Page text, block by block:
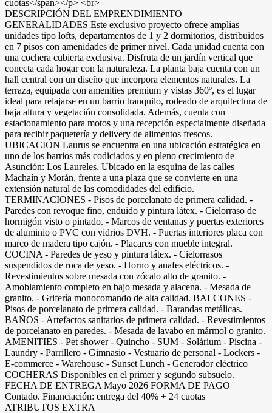
cuotas</span></p> <br>
DESCRIPCIÓN DEL EMPRENDIMIENTO
GENERALIDADES Este exclusivo proyecto ofrece amplias
unidades tipo lofts, departamentos de 1 y 2 dormitorios, distribuidos
en 7 pisos con amenidades de primer nivel. Cada unidad cuenta con
una cochera cubierta exclusiva. Disfruta de un jardín vertical que
conecta cada hogar con la naturaleza. La planta baja cuenta con un
hall central con un diseño que incorpora elementos naturales. La
terraza, equipada con amenities premium y vistas 360º, es el lugar
ideal para relajarse en un barrio tranquilo, rodeado de arquitectura de
baja altura y vegetación consolidada. Además, cuenta con
estacionamiento para motos y una recepción especialmente diseñada
para recibir paquetería y delivery de alimentos frescos.
UBICACIÓN Laurus se encuentra en una ubicación estratégica en
uno de los barrios más codiciados y en pleno crecimiento de
Asunción: Los Laureles. Ubicado en la esquina de las calles
Machaín y Morán, frente a una plaza que se convierte en una
extensión natural de las comodidades del edificio.
TERMINACIONES - Pisos de porcelanato de primera calidad. -
Paredes con revoque fino, enduido y pintura látex. - Cielorraso de
hormigón visto o pintado. - Marcos de ventanas y puertas exteriores
de aluminio o PVC con vidrios DVH. - Puertas interiores placa con
marco de madera tipo cajón. - Placares con mueble integral.
COCINA - Paredes de yeso y pintura látex. - Cielorrasos
suspendidos de roca de yeso. - Horno y anafes eléctricos. -
Revestimientos sobre mesada con zócalo alto de granito. -
Amoblamiento completo en bajo mesada y alacena. - Mesada de
granito. - Grifería monocomando de alta calidad. BALCONES -
Pisos de porcelanato de primera calidad. - Barandas metálicas.
BAÑOS - Artefactos sanitarios de primera calidad. - Revestimientos
de porcelanato en paredes. - Mesada de lavabo en mármol o granito.
AMENITIES - Pet shower - Quincho - SUM - Solárium - Piscina -
Laundry - Parrillero - Gimnasio - Vestuario de personal - Lockers -
E-commerce - Warehouse - Sunset Lunch - Generador eléctrico
COCHERAS Disponibles en el primer y segundo subsuelo.
FECHA DE ENTREGA Mayo 2026 FORMA DE PAGO
Contado. Financiación: entrega del 40% + 24 cuotas
ATRIBUTOS EXTRA